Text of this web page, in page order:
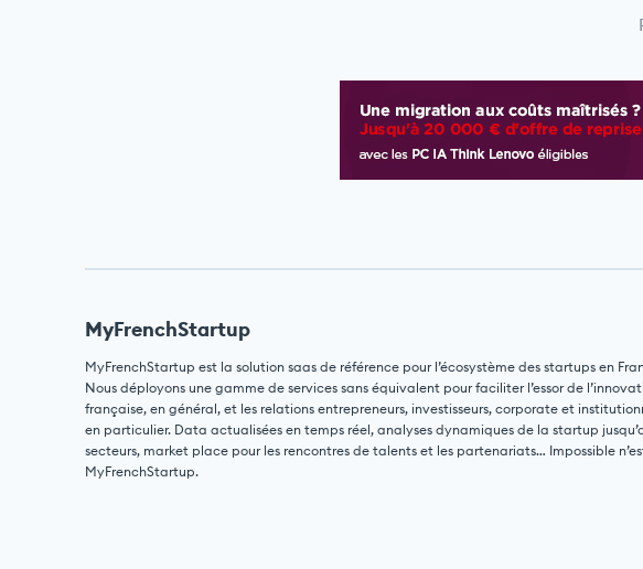
MyFrenchStartup
MyFrenchStartup est la solution saas de référence pour l’écosystème des startups en
Nous déployons une gamme de services sans équivalent pour faciliter l’essor de
française, en général, et les relations entrepreneurs, investisseurs, corporate et
en particulier. Data actualisées en temps réel, analyses dynamiques de la startup
secteurs, market place pour les rencontres de talents et les partenariats… Impossible
MyFrenchStartup.